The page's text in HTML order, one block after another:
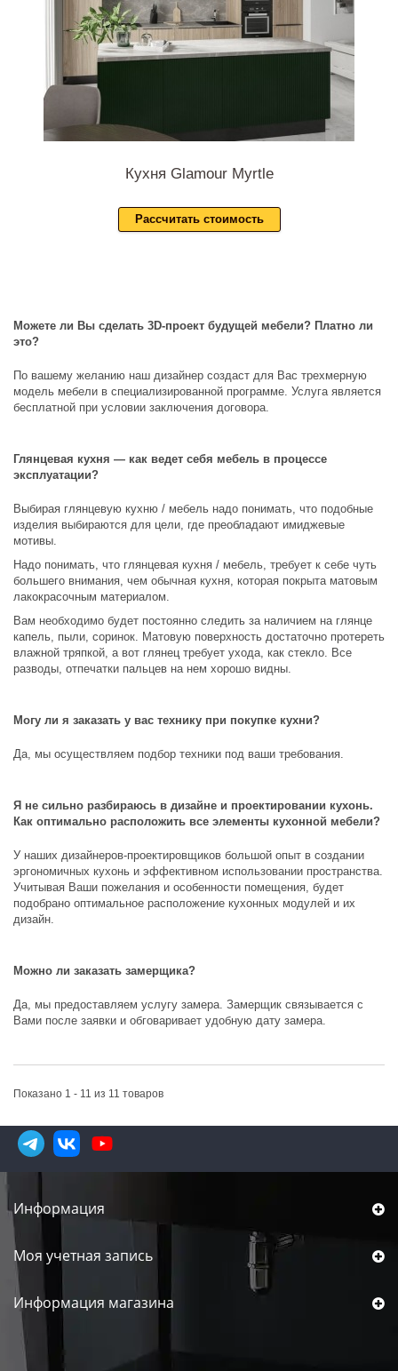
Кухня Glamour Myrtle
Рассчитать стоимость
Можете ли Вы сделать 3D-проект будущей мебели? Платно ли
это?
По вашему желанию наш дизайнер создаст для Вас трехмерную
модель мебели в специализированной программе. Услуга является
бесплатной при условии заключения договора.
Глянцевая кухня — как ведет себя мебель в процессе
эксплуатации?
Выбирая глянцевую кухню / мебель надо понимать, что подобные
изделия выбираются для цели, где преобладают имиджевые
мотивы.
Надо понимать, что глянцевая кухня / мебель, требует к себе чуть
большего внимания, чем обычная кухня, которая покрыта матовым
лакокрасочным материалом.
Вам необходимо будет постоянно следить за наличием на глянце
капель, пыли, соринок. Матовую поверхность достаточно протереть
влажной тряпкой, а вот глянец требует ухода, как стекло. Все
разводы, отпечатки пальцев на нем хорошо видны.
Могу ли я заказать у вас технику при покупке кухни?
Да, мы осуществляем подбор техники под ваши требования.
Я не сильно разбираюсь в дизайне и проектировании кухонь.
Как оптимально расположить все элементы кухонной мебели?
У наших дизайнеров-проектировщиков большой опыт в создании
эргономичных кухонь и эффективном использовании пространства.
Учитывая Ваши пожелания и особенности помещения, будет
подобрано оптимальное расположение кухонных модулей и их
дизайн.
Можно ли заказать замерщика?
Да, мы предоставляем услугу замера. Замерщик связывается с
Вами после заявки и обговаривает удобную дату замера.
Показано 1 - 11 из 11 товаров
Информация
Моя учетная запись
Информация магазина